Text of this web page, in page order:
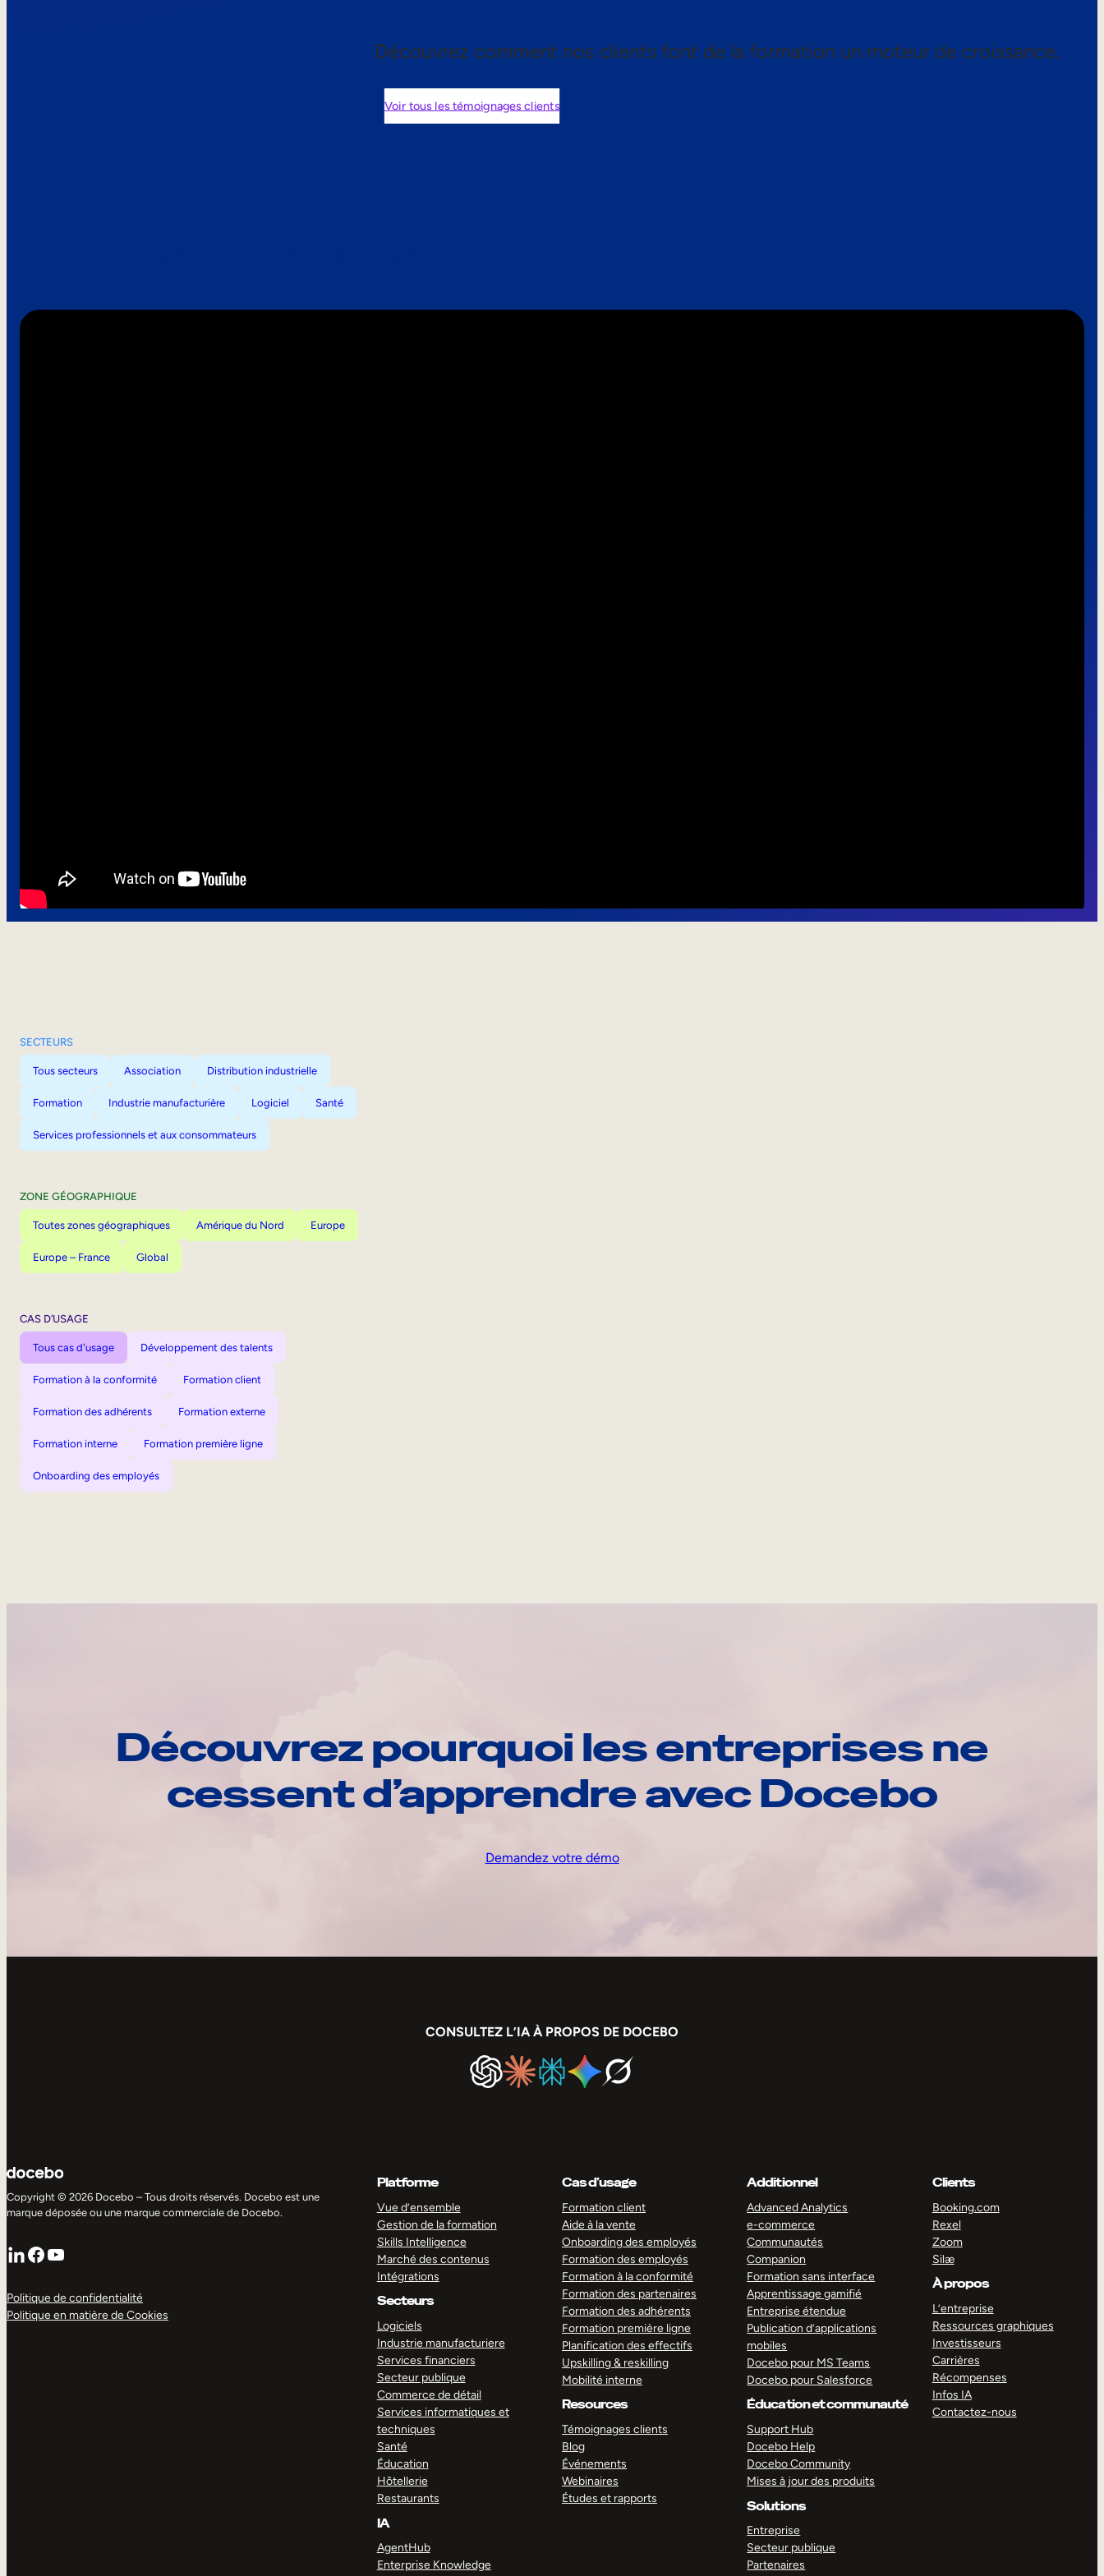
Découvrez comment nos clients font de la formation un moteur de croissance.
Voir tous les témoignages clients
SECTEURS
Tous secteurs Association Distribution industrielle
Formation Industrie manufacturière Logiciel Santé
Services professionnels et aux consommateurs
ZONE GÉOGRAPHIQUE
Toutes zones géographiques Amérique du Nord Europe
Europe – France Global
CAS D’USAGE
Tous cas d'usage Développement des talents
Formation à la conformité Formation client
Formation des adhérents Formation externe
Formation interne Formation première ligne
Onboarding des employés
Découvrez pourquoi les entreprises ne
cessent d’apprendre avec Docebo
Demandez votre démo
CONSULTEZ L’IA À PROPOS DE DOCEBO
Copyright © 2026 Docebo – Tous droits réservés. Docebo est une
marque déposée ou une marque commerciale de Docebo.
LinkedIn
Facebook
YouTube
Politique de confidentialité
Politique en matière de Cookies
Platforme
Vue d’ensemble
Gestion de la formation
Skills Intelligence
Marché des contenus
Intégrations
Secteurs
Logiciels
Industrie manufacturiere
Services financiers
Secteur publique
Commerce de détail
Services informatiques et
techniques
Santé
Éducation
Hôtellerie
Restaurants
IA
AgentHub
Enterprise Knowledge
Cas d’usage
Formation client
Aide à la vente
Onboarding des employés
Formation des employés
Formation à la conformité
Formation des partenaires
Formation des adhérents
Formation première ligne
Planification des effectifs
Upskilling & reskilling
Mobilité interne
Resources
Témoignages clients
Blog
Événements
Webinaires
Études et rapports
Additionnel
Advanced Analytics
e-commerce
Communautés
Companion
Formation sans interface
Apprentissage gamifié
Entreprise étendue
Publication d’applications
mobiles
Docebo pour MS Teams
Docebo pour Salesforce
Éducation et communauté
Support Hub
Docebo Help
Docebo Community
Mises à jour des produits
Solutions
Entreprise
Secteur publique
Partenaires
Clients
Booking.com
Rexel
Zoom
Silæ
À propos
L’entreprise
Ressources graphiques
Investisseurs
Carrières
Récompenses
Infos IA
Contactez-nous